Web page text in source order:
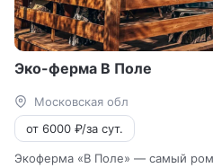
Эко-ферма В Поле
Московская обл
от 6000 ₽/за сут.
Экоферма «В Поле» — самый